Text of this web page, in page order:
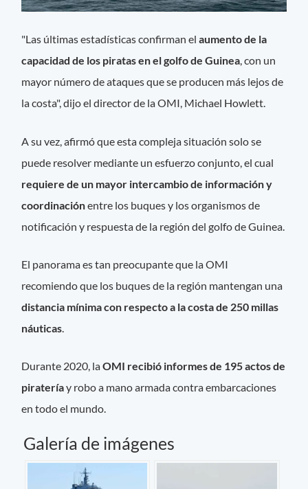
"Las últimas estadísticas confirman elaumento de la
capacidad de los piratas en el golfo de Guinea, con un
mayor número de ataques que se producen más lejos de
la costa", dijo el director de la OMI, Michael Howlett.
A su vez, afirmó que esta compleja situación solo se
puede resolver mediante un esfuerzo conjunto, el cual
requiere de un mayor intercambio de información y
coordinaciónentre los buques y los organismos de
notificación y respuesta de la región del golfo de Guinea.
El panorama es tan preocupante que la OMI
recomiendo que los buques de la región mantengan una
distancia mínima con respecto a la costa de 250 millas
náuticas
Durante 2020, laOMI recibió informes de 195 actos de
pirateríay robo a mano armada contra embarcaciones
en todo el mundo.
Galería de imágenes